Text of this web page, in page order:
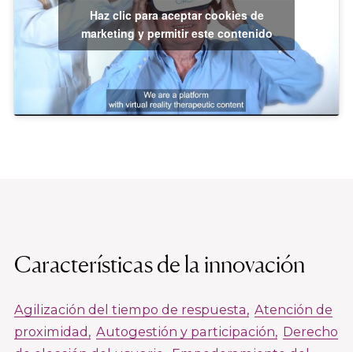
Haz clic para aceptar cookies de
marketing y permitir este contenido
Características de la innovación
Agilización del tiempo de respuesta Atención de
proximidad
Autogestión y participación Derecho